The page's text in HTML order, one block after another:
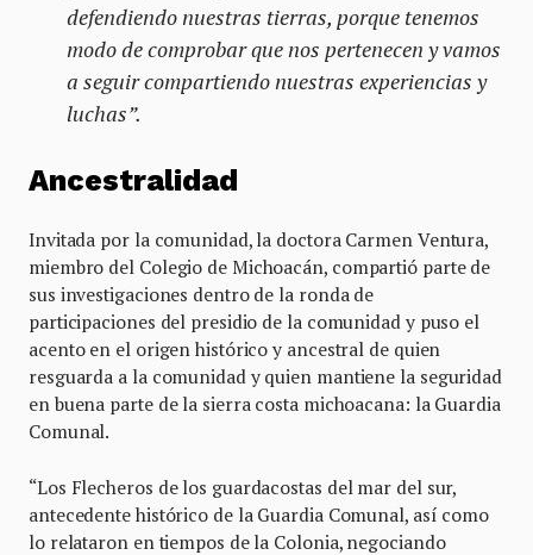
defendiendo nuestras tierras, porque tenemos
modo de comprobar que nos pertenecen y vamos
a seguir compartiendo nuestras experiencias y
luchas”.
Ancestralidad
Invitada por la comunidad, la doctora Carmen Ventura,
miembro del Colegio de Michoacán, compartió parte de
sus investigaciones dentro de la ronda de
participaciones del presidio de la comunidad y puso el
acento en el origen histórico y ancestral de quien
resguarda a la comunidad y quien mantiene la seguridad
en buena parte de la sierra costa michoacana: la Guardia
Comunal.
“Los Flecheros de los guardacostas del mar del sur,
antecedente histórico de la Guardia Comunal, así como
lo relataron en tiempos de la Colonia, negociando